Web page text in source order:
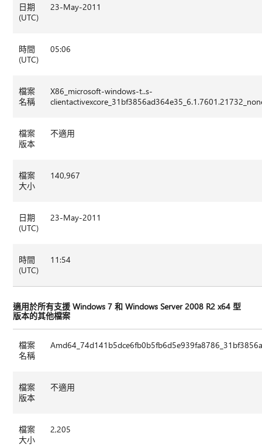
日期
(UTC)
23-May-2011
時間
(UTC)
05:06
檔案
名稱
X86_microsoft-windows-t..s-
檔案
版本
不適用
檔案
大小
140,967
日期
(UTC)
23-May-2011
時間
(UTC)
11:54
適用於所有支援 Windows 7 和 Windows Server 2008 R2 x64 型
版本的其他檔案
檔案
名稱
檔案
版本
不適用
檔案
大小
2,205